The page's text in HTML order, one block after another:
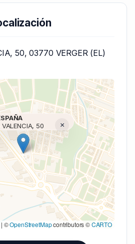
50, 03770 VERGER (EL)
mapa (V7 Inline)...
VALENCIA, 50
×
| ©OpenStreetMapcontributors ©CARTO